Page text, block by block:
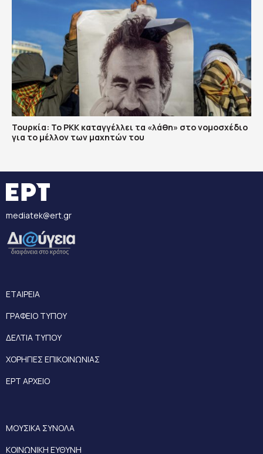
Τουρκία: Το PKK καταγγέλλει τα «λάθη» στο νομοσχέδιο
για το μέλλον των μαχητών του
mediatek@ert.gr
ΕΤΑΙΡΕΙΑ
ΓΡΑΦΕΙΟ ΤΥΠΟΥ
ΔΕΛΤΙΑ ΤΥΠΟΥ
ΧΟΡΗΓΙΕΣ ΕΠΙΚΟΙΝΩΝΙΑΣ
ΕΡΤ ΑΡΧΕΙΟ
ΜΟΥΣΙΚΑ ΣΥΝΟΛΑ
ΚΟΙΝΩΝΙΚΗ ΕΥΘΥΝΗ